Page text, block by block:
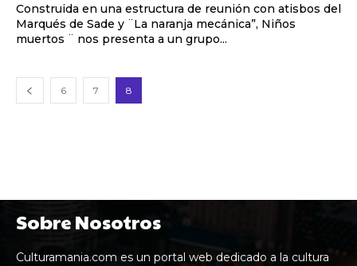
Construida en una estructura de reunión con atisbos del
Marqués de Sade y ¨La naranja mecánica”, Niños
muertos ¨ nos presenta a un grupo...
6 7 8
Sobre Nosotros
Culturamania.com es un portal web dedicado a la cultura